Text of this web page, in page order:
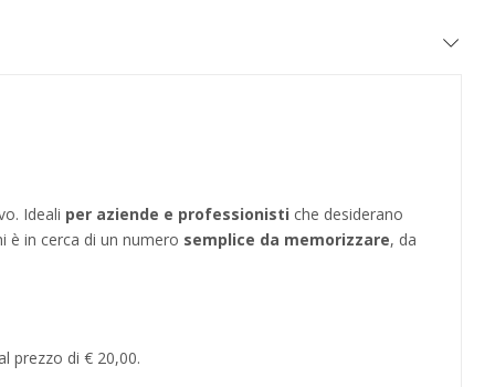
Ideali per aziende e professionisti che desiderano
è in cerca di un numero semplice da memorizzare, da
prezzo di € 20,00.